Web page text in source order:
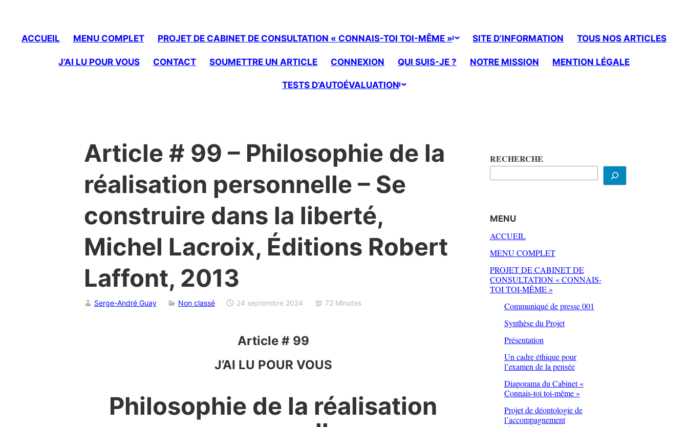
ACCUEIL MENU COMPLET PROJET DE CABINET DE CONSULTATION « CONNAIS-TOI TOI-MÊME » SITE D’INFORMATION TOUS NOS ARTICLES
J’AI LU POUR VOUS CONTACT SOUMETTRE UN ARTICLE CONNEXION QUI SUIS-JE ? NOTRE MISSION MENTION LÉGALE
TESTS D’AUTOÉVALUATION
Article # 99 – Philosophie de la
réalisation personnelle – Se
construire dans la liberté,
Michel Lacroix, Éditions Robert
Laffont, 2013
Serge-André Guay Non classé 24 septembre 2024 72 Minutes
Article # 99
J’AI LU POUR VOUS
Philosophie de la réalisation
RECHERCHE
MENU
ACCUEIL
MENU COMPLET
PROJET DE CABINET DE
CONSULTATION « CONNAIS-
TOI TOI-MÊME »
Communiqué de presse 001
Synthèse du Projet
Présentation
Un cadre éthique pour
l’examen de la pensée
Diaporama du Cabinet «
Connais-toi toi-même »
Projet de déontologie de
l’accompagnement